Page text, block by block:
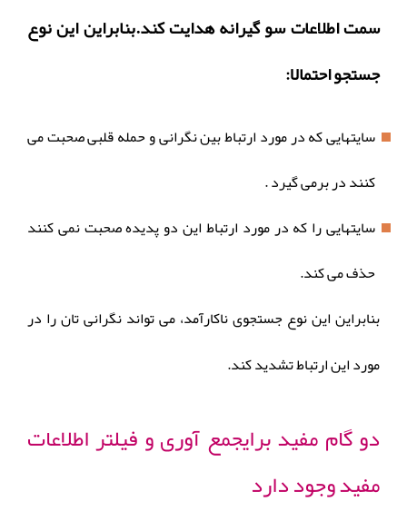
سمت اطلاعات سو گیرانه هدایت کند.بنابراین این نوع
جستجو احتمالا:
سایتهایی که در مورد ارتباط بین نگرانی و حمله قلبی صحبت می
کنند در برمی گیرد .
سایتهایی را که در مورد ارتباط این دو پدیده صحبت نمی کنند
حذف می کند.
بنابراین این نوع جستجوی ناکارآمد، می تواند نگرانی تان را در
مورد این ارتباط تشدید کند.
دو گام مفید برایجمع آوری و فیلتر اطلاعات
مفید وجود دارد